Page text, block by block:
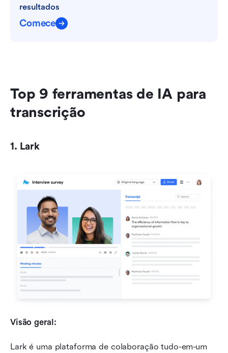
resultados
Comece
Top 9 ferramentas de IA para
transcrição
1. Lark
Visão geral:
Lark é uma plataforma de colaboração tudo-em-um